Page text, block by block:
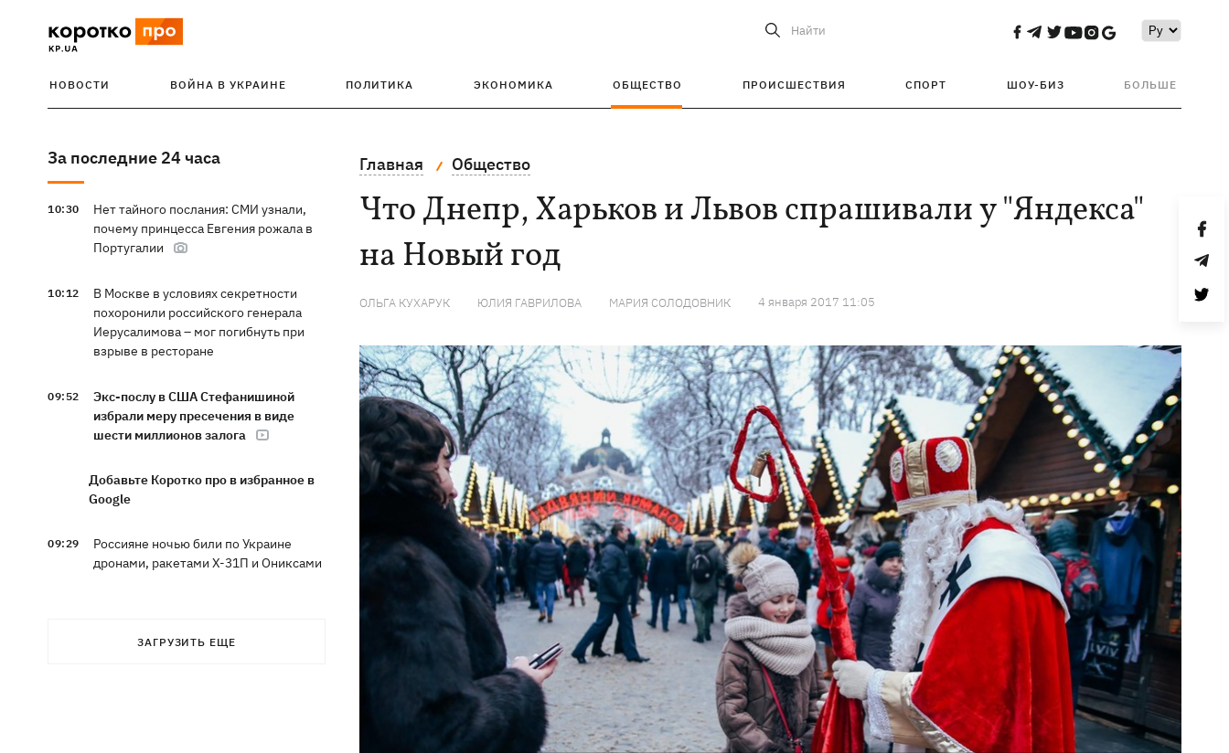
Найти
НОВОСТИ ВОЙНА В УКРАИНЕ ПОЛИТИКА ЭКОНОМИКА ОБЩЕСТВО ПРОИСШЕСТВИЯ СПОРТ ШОУ-БИЗ БОЛЬШЕ
За последние 24 часа
10:30
Нет тайного послания: СМИ узнали,
почему принцесса Евгения рожала в
Португалии
10:12
В Москве в условиях секретности
похоронили российского генерала
Иерусалимова – мог погибнуть при
взрыве в ресторане
09:52
Экс-послу в США Стефанишиной
избрали меру пресечения в виде
шести миллионов залога
Добавьте Коротко про в избранное в
Google
09:29
Россияне ночью били по Украине
дронами, ракетами Х-31П и Ониксами
ЗАГРУЗИТЬ ЕЩЕ
Главная Общество
Что Днепр, Харьков и Львов спрашивали у "Яндекса"
на Новый год
ОЛЬГА КУХАРУК ЮЛИЯ ГАВРИЛОВА МАРИЯ СОЛОДОВНИК 4 января 2017 11:05